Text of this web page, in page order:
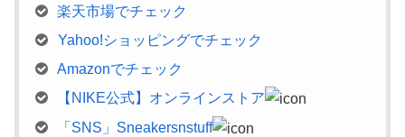
楽天市場でチェック
Yahoo!ショッピングでチェック
Amazonでチェック
【NIKE公式】オンラインストア
「SNS」Sneakersnstuff